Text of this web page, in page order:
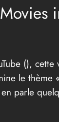
(), cette
le thème
parle